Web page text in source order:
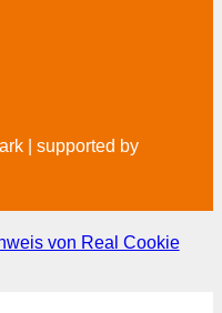
| supported by
von Real Cookie